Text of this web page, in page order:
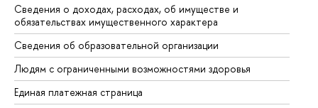
Сведения о доходах, расходах, об имуществе и
обязательствах имущественного характера
Сведения об образовательной организации
Людям с ограниченными возможностями здоровья
Единая платежная страница